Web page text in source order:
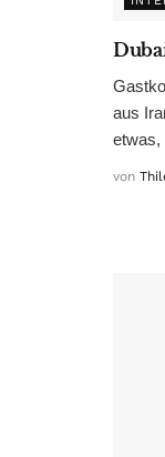
aus
etwas,
von